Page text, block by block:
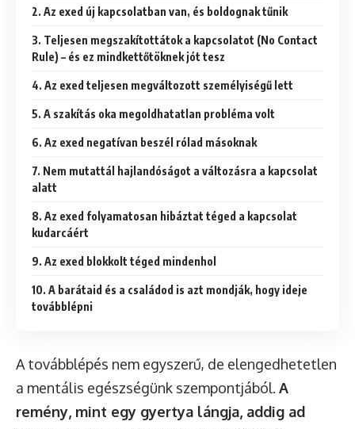
2. Az exed új kapcsolatban van, és boldognak tűnik
3. Teljesen megszakítottátok a kapcsolatot (No Contact
Rule) – és ez mindkettőtöknek jót tesz
4. Az exed teljesen megváltozott személyiségű lett
5. A szakítás oka megoldhatatlan probléma volt
6. Az exed negatívan beszél rólad másoknak
7. Nem mutattál hajlandóságot a változásra a kapcsolat
alatt
8. Az exed folyamatosan hibáztat téged a kapcsolat
kudarcáért
9. Az exed blokkolt téged mindenhol
10. A barátaid és a családod is azt mondják, hogy ideje
továbblépni
A továbblépés nem egyszerű, de elengedhetetlen
a mentális egészségünk szempontjából. A
remény, mint egy gyertya lángja, addig ad